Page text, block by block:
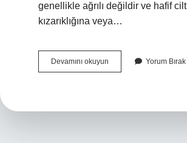
genellikle ağrılı değildir ve hafif cilt
kızarıklığına veya…
Devamını okuyun
Köpeği
Yorum Bırak